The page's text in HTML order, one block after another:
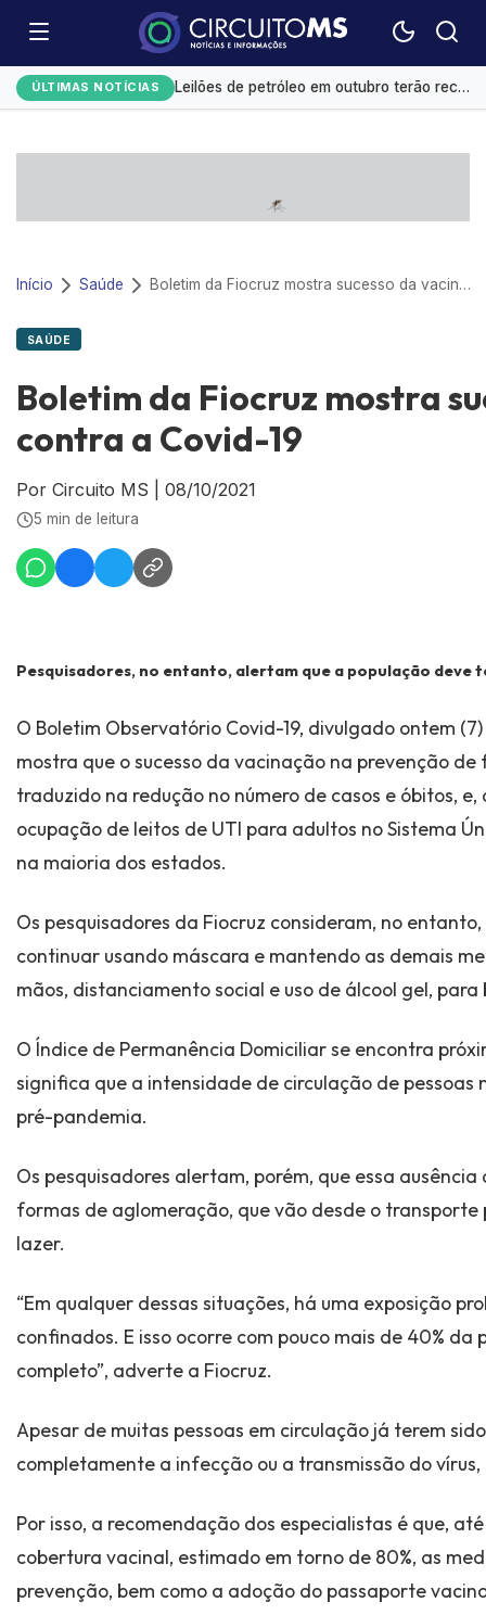
ÚLTIMAS NOTÍCIAS
Monitoramento de tornozeleiras eletrônicas gera custo mensal de R$ 1,8 milhão
Leilões de petróleo em outubro terão recorde de áreas em disputa
Exportação de sorgo do Brasil ganha ritmo em agosto com impulso da China
Início Saúde Boletim da Fiocruz mostra sucesso da vacinação contra a Covid-19
SAÚDE
Boletim da Fiocruz mostra
contra a Covid-19
Por Circuito MS 08/10/2021
5 min de leitura
Pesquisadores, no entanto, alertam que a população deve
O Boletim Observatório Covid-19, divulgado ontem
mostra que o sucesso da vacinação na prevenção
traduzido na redução no número de casos e óbitos,
ocupação de leitos de UTI para adultos no Sistema
na maioria dos estados.
Os pesquisadores da Fiocruz consideram, no
continuar usando máscara e mantendo as demais
mãos, distanciamento social e uso de álcool gel,
O Índice de Permanência Domiciliar se encontra
significa que a intensidade de circulação de pessoas
pré-pandemia.
Os pesquisadores alertam, porém, que essa
formas de aglomeração, que vão desde o
lazer.
“Em qualquer dessas situações, há uma exposição
confinados. E isso ocorre com pouco mais de 40%
completo”, adverte a Fiocruz.
Apesar de muitas pessoas em circulação já terem
completamente a infecção ou a transmissão do
Por isso, a recomendação dos especialistas é que,
cobertura vacinal, estimado em torno de 80%, as
prevenção, bem como a adoção do passaporte